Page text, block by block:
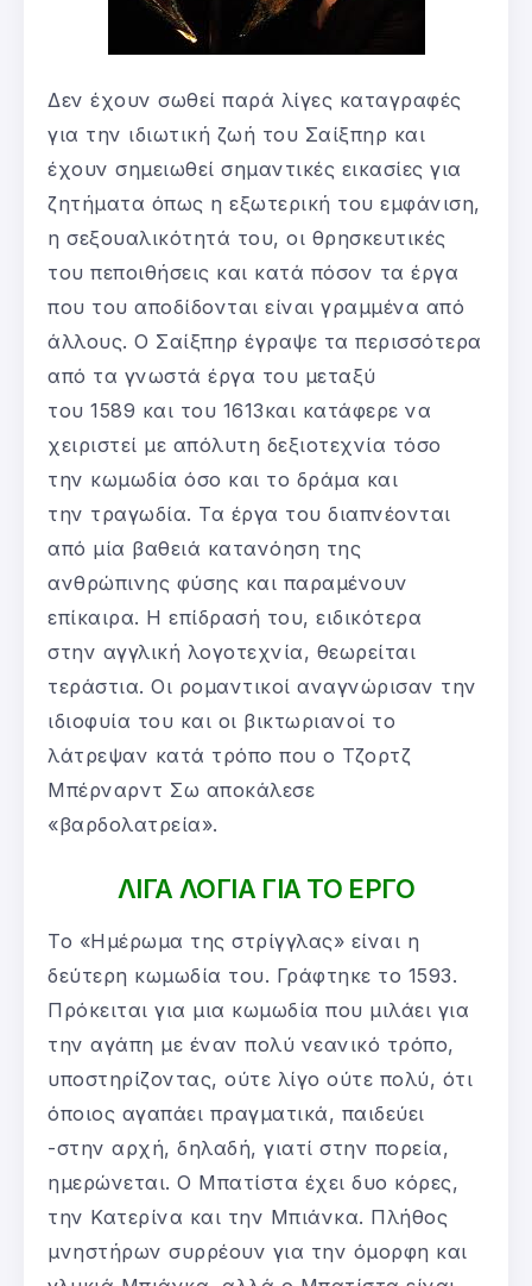
Δεν έχουν σωθεί παρά λίγες καταγραφές
για την ιδιωτική ζωή του Σαίξπηρ και
έχουν σημειωθεί σημαντικές εικασίες για
ζητήματα όπως η εξωτερική του εμφάνιση,
η σεξουαλικότητά του, οι θρησκευτικές
του πεποιθήσεις και κατά πόσον τα έργα
που του αποδίδονται είναι γραμμένα από
άλλους. Ο Σαίξπηρ έγραψε τα περισσότερα
από τα γνωστά έργα του μεταξύ
του 1589 και του 1613και κατάφερε να
χειριστεί με απόλυτη δεξιοτεχνία τόσο
την κωμωδία όσο και το δράμα και
την τραγωδία. Τα έργα του διαπνέονται
από μία βαθειά κατανόηση της
ανθρώπινης φύσης και παραμένουν
επίκαιρα. Η επίδρασή του, ειδικότερα
στην αγγλική λογοτεχνία, θεωρείται
τεράστια. Οι ρομαντικοί αναγνώρισαν την
ιδιοφυία του και οι βικτωριανοί το
λάτρεψαν κατά τρόπο που ο Τζορτζ
Μπέρναρντ Σω αποκάλεσε
«βαρδολατρεία».
ΛΙΓΑ ΛΟΓΙΑ ΓΙΑ ΤΟ ΕΡΓΟ
Το «Ημέρωμα της στρίγγλας» είναι η
δεύτερη κωμωδία του. Γράφτηκε το 1593.
Πρόκειται για μια κωμωδία που μιλάει για
την αγάπη με έναν πολύ νεανικό τρόπο,
υποστηρίζοντας, ούτε λίγο ούτε πολύ, ότι
όποιος αγαπάει πραγματικά, παιδεύει
-στην αρχή, δηλαδή, γιατί στην πορεία,
ημερώνεται. Ο Μπατίστα έχει δυο κόρες,
την Κατερίνα και την Μπιάνκα. Πλήθος
μνηστήρων συρρέουν για την όμορφη και